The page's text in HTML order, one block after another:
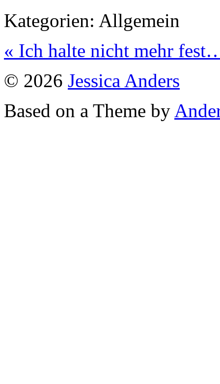
Kategorien: Allgemein
« Ich halte nicht mehr
© 2026 Jessica Anders
Based on a Theme by